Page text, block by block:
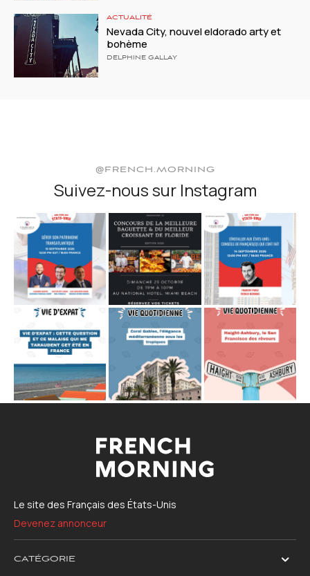
ACTUALITÉ
Nevada City, nouvel eldorado arty et
bohème
DELPHINE GALLAY
@FRENCH.MORNING
Suivez-nous sur Instagram
Le site des Français des États-Unis
Devenez annonceur
CATÉGORIE